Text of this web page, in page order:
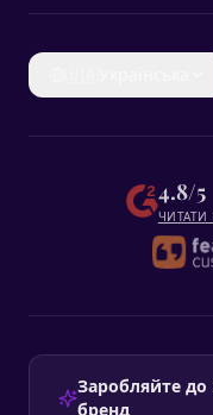
4.8/5
ЧИТАТИ
Заробляйте
бренд